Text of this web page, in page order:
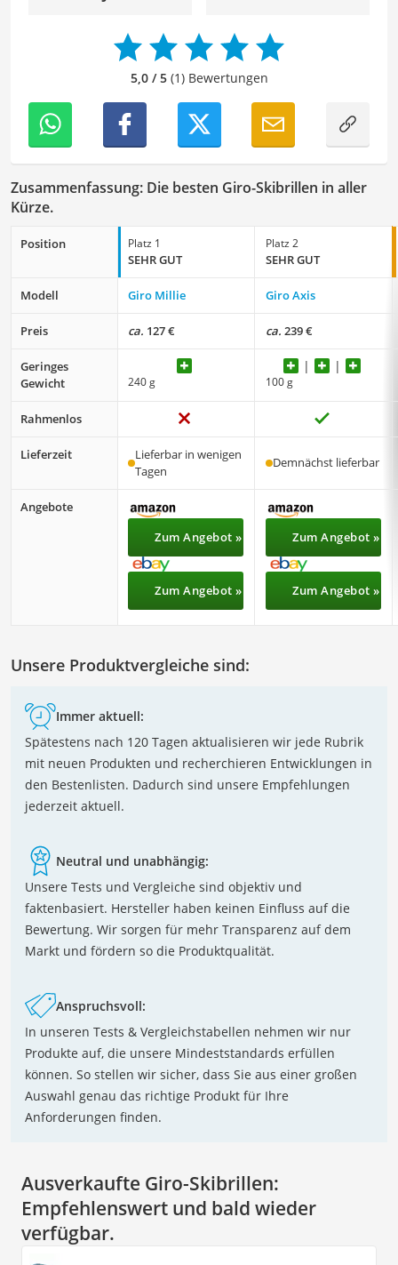
ich unser Redaktionsteam dabei, qualitativ hochwertige
meinen Wissensschatz immer mehr zu erweitern und
mich täglich mit den verschiedensten Themen
5,0 / 5(1) Bewertungen
Zusammenfassung: Die besten Giro-Skibrillen in aller
Kürze.
Position Platz 1
SEHR GUT
Platz 2
SEHR GUT
Modell Giro Millie Giro Axis
Preis ca. 127 € ca. 239 €
Geringes
Gewicht
240 g 100 g
Rahmenlos
Lieferzeit
Lieferbar in wenigen
Tagen
Demnächst lieferbar
Angebote
Zum Angebot »
Zum Angebot »
Zum Angebot »
Zum Angebot »
Unsere Produktvergleiche sind:
Immer aktuell:
Spätestens nach 120 Tagen aktualisieren wir jede Rubrik
mit neuen Produkten und recherchieren Entwicklungen in
den Bestenlisten. Dadurch sind unsere Empfehlungen
jederzeit aktuell.
Neutral und unabhängig:
Unsere Tests und Vergleiche sind objektiv und
faktenbasiert. Hersteller haben keinen Einfluss auf die
Bewertung. Wir sorgen für mehr Transparenz auf dem
Markt und fördern so die Produktqualität.
Anspruchsvoll:
In unseren Tests & Vergleichstabellen nehmen wir nur
Produkte auf, die unsere Mindeststandards erfüllen
können. So stellen wir sicher, dass Sie aus einer großen
Auswahl genau das richtige Produkt für Ihre
Anforderungen finden.
Ausverkaufte Giro-Skibrillen:
Empfehlenswert und bald wieder
verfügbar.